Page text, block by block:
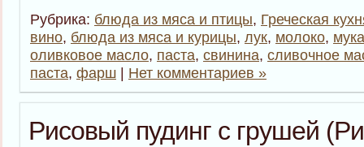
Рубрика: блюда из мяса и птицы, Греческая
вино, блюда из мяса и курицы, лук, молоко, мука
оливковое масло, паста, свинина, сливочное
паста, фарш | Нет комментариев »
Рисовый пудинг с грушей